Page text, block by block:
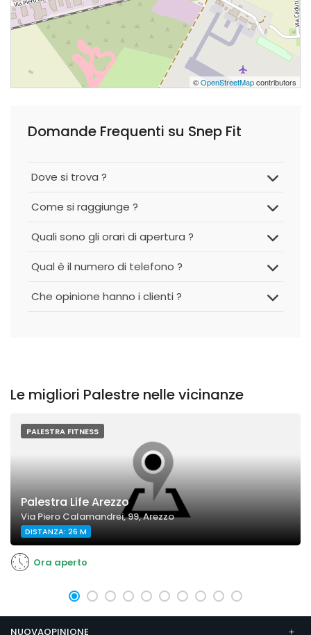
©OpenStreetMapcontributors
Domande Frequenti su Snep Fit
Dove si trova ?
Come si raggiunge ?
Quali sono gli orari di apertura ?
Qual è il numero di telefono ?
Che opinione hanno i clienti ?
Le migliori Palestre nelle vicinanze
PALESTRA FITNESS
Palestra Life Arezzo
Via Piero Calamandrei, 99, Arezzo
DISTANZA: 26 M
Ora aperto
NUOVAOPINIONE